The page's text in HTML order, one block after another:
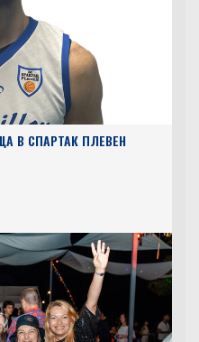
В СПАРТАК ПЛЕВЕН